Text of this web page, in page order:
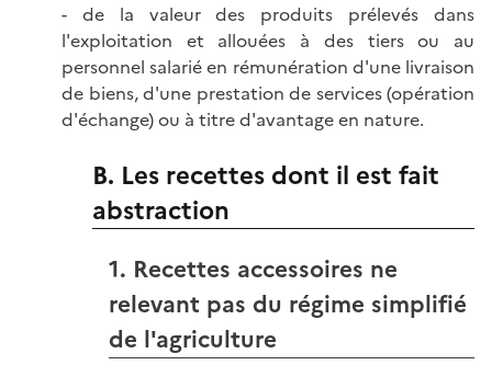
- de la valeur des produits prélevés dans
l'exploitation et allouées à des tiers ou au
personnel salarié en rémunération d'une livraison
de biens, d'une prestation de services (opération
d'échange) ou à titre d'avantage en nature.
B. Les recettes dont il est fait
abstraction
1. Recettes accessoires ne
relevant pas du régime simplifié
de l'agriculture